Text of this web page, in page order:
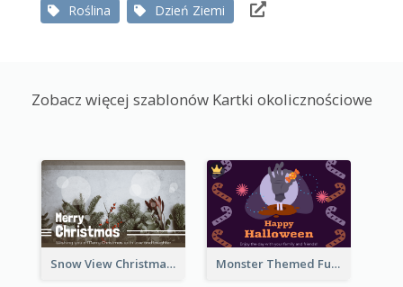
Roślina Dzień Ziemi
Zobacz więcej szablonów Kartki okolicznościowe
Snow View Christmas Card With Simple Design Monster Themed Fun Halloween Greeting Card